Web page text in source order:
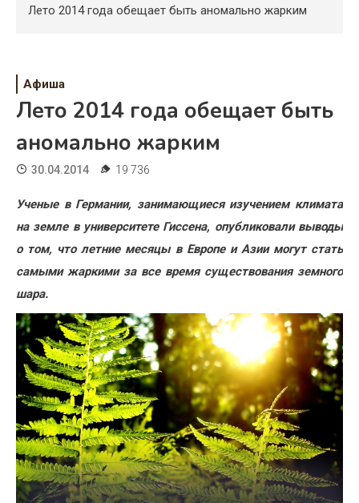
Свадьба
Жизнь
Хобби
Красота
Недвижимость
Лето 2014 года обещает быть аномально жарким
Афиша
Лето 2014 года обещает быть
аномально жарким
30.04.2014 19 736
Ученые в Германии, занимающиеся изучением климата
на земле в университете Гиссена, опубликовали выводы
о том, что летние месяцы в Европе и Азии могут стать
самыми жаркими за все время существования земного
шара.